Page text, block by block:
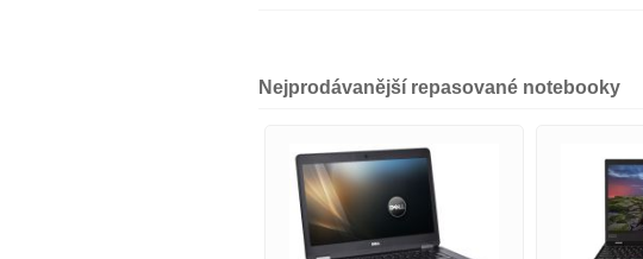
Nejprodávanější repasované notebooky